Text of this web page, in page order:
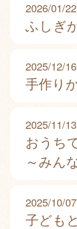
2026/01/22
ふしぎ
2025/12/16
手作り
2025/11/13
おうち
～みん
2025/10/07
子ども